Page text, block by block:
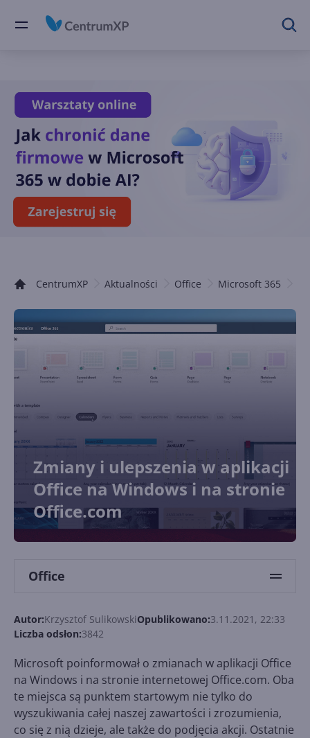
CentrumXP Aktualności Office Microsoft 365
Zmiany i ulepszenia w aplikacji
Office na Windows i na stronie
Office.com
Office
Autor:Krzysztof SulikowskiOpublikowano:3.11.2021, 22:33
Liczba odsłon:3842
Microsoft poinformował o zmianach w aplikacji Office
na Windows i na stronie internetowej Office.com. Oba
te miejsca są punktem startowym nie tylko do
wyszukiwania całej naszej zawartości i zrozumienia,
co się z nią dzieje, ale także do podjęcia akcji. Ostatnie